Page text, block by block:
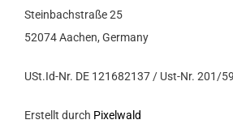
Steinbachstraße 25
52074 Aachen, Germany
USt.Id-Nr. DE 121682137 / Ust-Nr. 201/
Erstellt durch Pixelwald